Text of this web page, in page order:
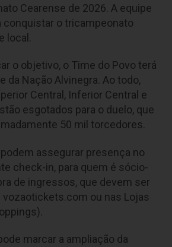
Cearense de 2026. A equipe
conquistar o tricampeonato
local.
o objetivo, o Time do Povo terá
da Nação Alvinegra. Ao todo,
Central, Inferior Central e
esgotados para o duelo, que
50 mil torcedores.
assegurar presença no
check-in, para quem é sócio-
de ingressos, que devem ser
ou nas Lojas
marcar a ampliação da